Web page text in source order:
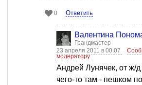
0 Ответить
Валентина
Грандмастер
23 апреля 2011 в 00:07
модератору
Андрей Лунячек, от ж/д
чего-то там - пешком по